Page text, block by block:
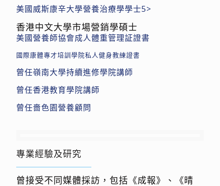
美國威斯康⾟⼤學營養治療學學⼠5>
⾹港中⽂⼤學市場營銷學碩⼠
美國營養師協會成⼈體重管理証證書
國際康體專才培訓學院私⼈健身教練證書
曾任嶺南⼤學持續進修學院講師
曾任⾹港教育學院講師
曾任嗇⾊園營養顧問
專業經驗及研究
曾接受不同媒體採訪，包括《成報》、《晴